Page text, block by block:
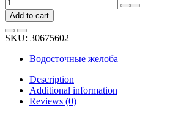
желоб
NIKA
круглый
D185
RAL9003
ПРОЕКТ
В0000034463
Add to cart
SKU: 30675602
Водосточные желоба
Description
Additional information
Reviews (0)